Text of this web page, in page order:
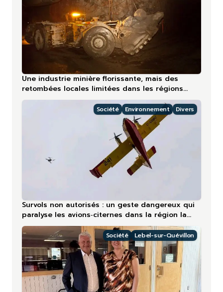
Une industrie minière florissante, mais des
retombées locales limitées dans les régions
nordiques
Société Environnement Divers
Survols non autorisés : un geste dangereux qui
paralyse les avions‑citernes dans la région la
plus touchée en 2026
Société Lebel-sur-Quévillon